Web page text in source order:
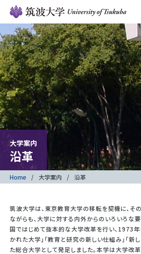
大学案内
沿革
Home 大学案内 沿革
筑波大学は、東京教育大学の移転を契機に、そ
ながらも、大学に対する内外からのいろいろな
国ではじめて抜本的な大学改革を行い、1973年
かれた大学」「教育と研究の新しい仕組み」「新
た総合大学として発足しました。本学は大学改